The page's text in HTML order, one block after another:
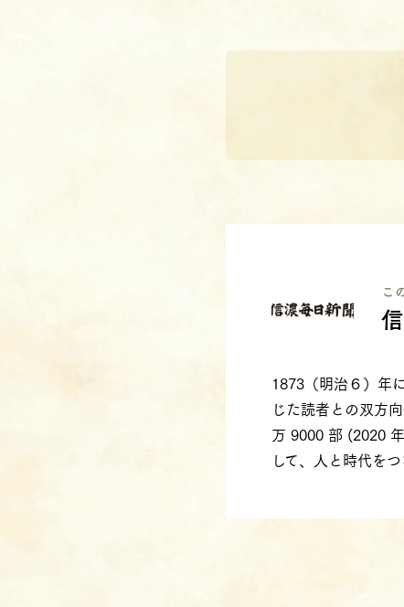
こ
1873（明治６）年
じた読者との双方
万 9000 部 (2020
して、人と時代を